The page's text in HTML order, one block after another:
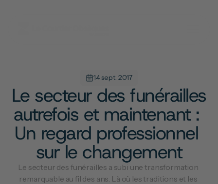
14 sept. 2017
Le secteur des funérailles
autrefois et maintenant :
Un regard professionnel
sur le changement
Le secteur des funérailles a subi une transformation
remarquable au fil des ans. Là où les traditions et les